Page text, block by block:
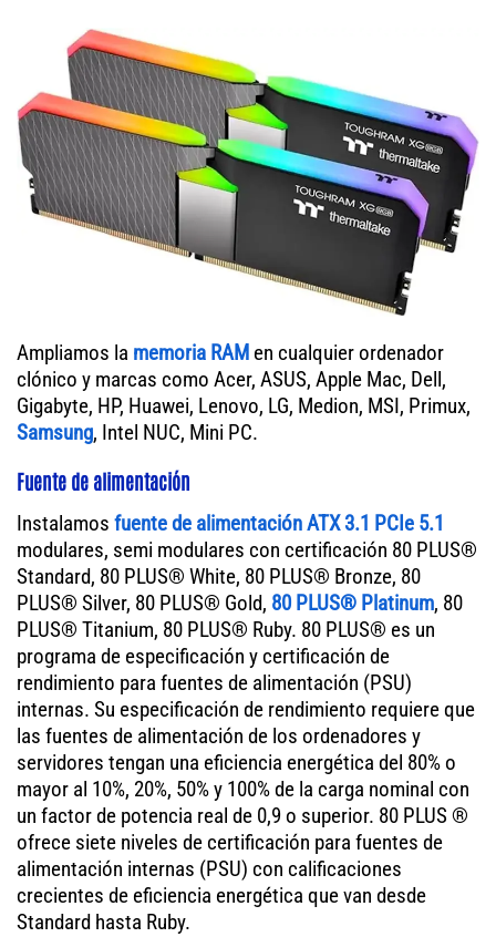
Ampliamos la memoria RAM en cualquier ordenador
clónico y marcas como Acer, ASUS, Apple Mac, Dell,
Gigabyte, HP, Huawei, Lenovo, LG, Medion, MSI, Primux,
Samsung, Intel NUC, Mini PC.
Fuente de alimentación
Instalamos fuente de alimentación ATX 3.1 PCIe 5.1
modulares, semi modulares con certificación 80 PLUS®
Standard, 80 PLUS® White, 80 PLUS® Bronze, 80
PLUS® Silver, 80 PLUS® Gold, 80 PLUS® Platinum, 80
PLUS® Titanium, 80 PLUS® Ruby. 80 PLUS® es un
programa de especificación y certificación de
rendimiento para fuentes de alimentación (PSU)
internas. Su especificación de rendimiento requiere que
las fuentes de alimentación de los ordenadores y
servidores tengan una eficiencia energética del 80% o
mayor al 10%, 20%, 50% y 100% de la carga nominal con
un factor de potencia real de 0,9 o superior. 80 PLUS ®
ofrece siete niveles de certificación para fuentes de
alimentación internas (PSU) con calificaciones
crecientes de eficiencia energética que van desde
Standard hasta Ruby.